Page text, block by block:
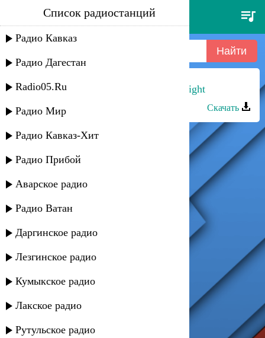
Список радиостанций
Радио Кавказ
Радио Дагестан
Radio05.Ru
Радио Мир
Радио Кавказ-Хит
Радио Прибой
Аварское радио
Радио Ватан
Даргинское радио
Лезгинское радио
Кумыкское радио
Лакское радио
Рутульское радио
Хизри Асадулаев - In the Wiinter Night
Скачать